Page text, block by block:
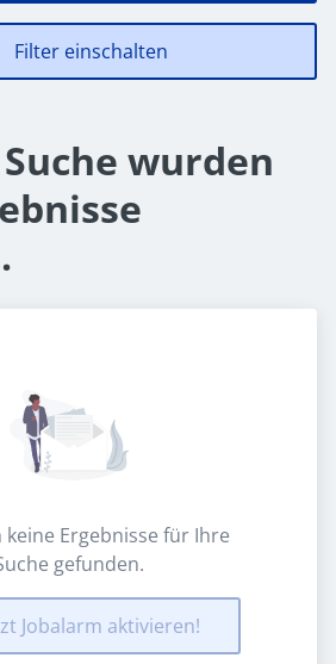
Filter einschalten
wurden
keine Ergebnisse für Ihre
gefunden.
Jobalarm aktivieren!